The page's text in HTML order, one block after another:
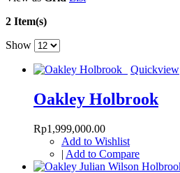
2 Item(s)
Show
Quickview
Oakley Holbrook
Rp1,999,000.00
Add to Wishlist
| Add to Compare